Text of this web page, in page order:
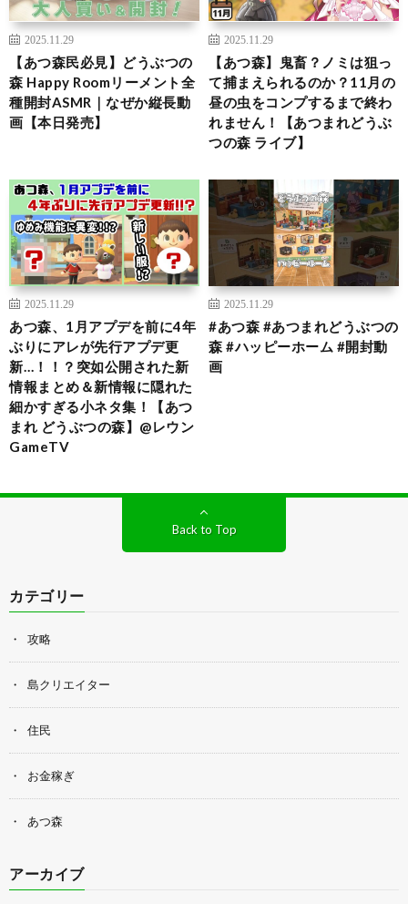
2025.11.29
【あつ森民必見】どうぶつの
森 Happy Roomリーメント全
種開封ASMR｜なぜか縦長動
画【本日発売】
2025.11.29
【あつ森】鬼畜？ノミは狙っ
て捕まえられるのか？11月の
昼の虫をコンプするまで終わ
れません！【あつまれどうぶ
つの森 ライブ】
2025.11.29
あつ森、1月アプデを前に4年
ぶりにアレが先行アプデ更
新…！！？突如公開された新
情報まとめ＆新情報に隠れた
細かすぎる小ネタ集！【あつ
まれ どうぶつの森】@レウン
GameTV
2025.11.29
#あつ森 #あつまれどうぶつの
森 #ハッピーホーム #開封動
画
Back to Top
カテゴリー
攻略
島クリエイター
住民
お金稼ぎ
あつ森
アーカイブ